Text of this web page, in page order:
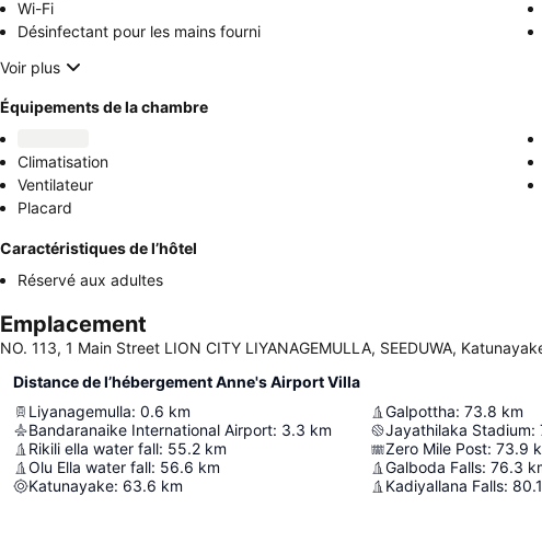
Wi-Fi
Désinfectant pour les mains fourni
Voir plus
Équipements de la chambre
Climatisation
Ventilateur
Placard
Caractéristiques de l’hôtel
Réservé aux adultes
Emplacement
NO. 113, 1 Main Street LION CITY LIYANAGEMULLA, SEEDUWA,
Distance de l’hébergement Anne's Airport Villa
Liyanagemulla: 0.6 km
Bandaranaike International Airport: 3.3 km
Rikili ella water fall: 55.2 km
Olu Ella water fall: 56.6 km
Katunayake: 63.6 km
Galpottha: 73.8 km
Jayathilaka Stadium:
Zero Mile Post: 73.9
Galboda Falls: 76.3
Kadiyallana Falls: 80.1